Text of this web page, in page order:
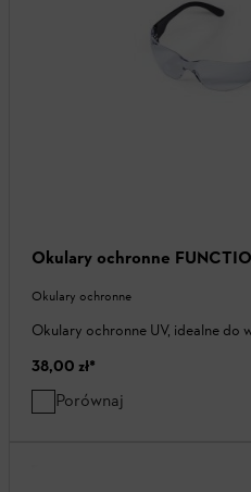
Okulary ochronne
Okulary ochronne
Okulary ochronne UV, idealne do
38,00 zł*
Porównaj